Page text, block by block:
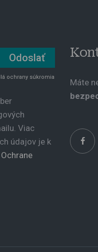
ochrany súkromia
Viac
údajov je k
Ochrane
Máte